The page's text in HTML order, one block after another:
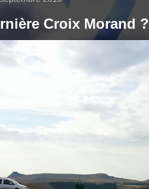
Croix Morand ?